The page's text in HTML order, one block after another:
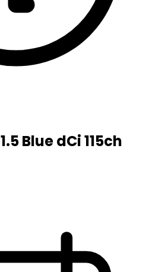
1.5 Blue dCi 115ch